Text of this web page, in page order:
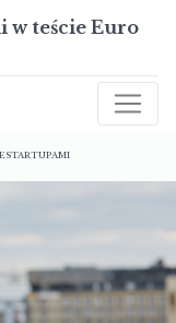
w teście Euro
STARTUPAMI